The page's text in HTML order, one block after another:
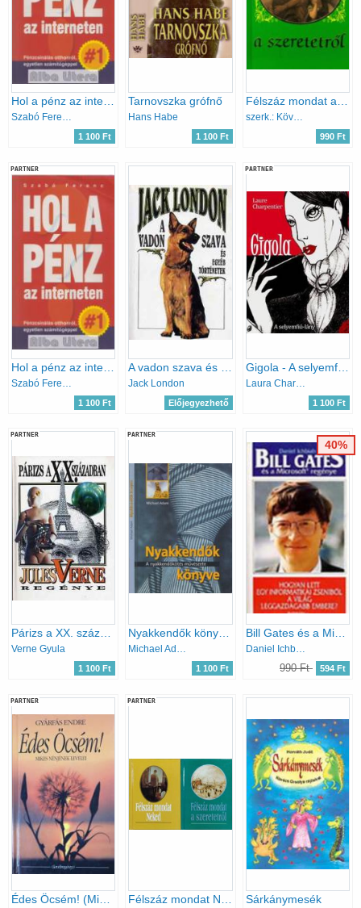
Szabó Ferenc
1 100 Ft
Tarnovszka grófnő
Hans Habe
1 100 Ft
szerk.: Köves József
990 Ft
PARTNER
1 100 Ft
Jack London
Előjegyezhető
PARTNER
Gigola - A selyemfiú-lány
Laura Charpentier
1 100 Ft
PARTNER
Párizs a XX. században
Verne Gyula
1 100 Ft
PARTNER
Nyakkendők könyve - A nyakkendőkötés művészete
Michael Adam
1 100 Ft
Bill Gates és a Microsoft regénye - Hogyan lett egy informatikai zseniből a világ leggazdagabb embere?
Daniel Ichbiah
990 Ft 594 Ft
40%
PARTNER PARTNER
Sárkánymesék